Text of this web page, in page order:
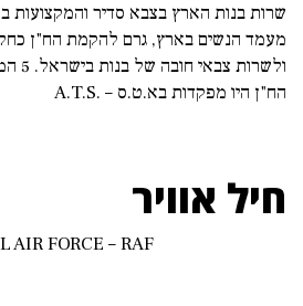
שרות בנות הארץ בצבא סדיר והמקצועות
מעמד הנשים בארץ, גרם להקמת הח"ן
הח"ן היו מפקדות בא.ט.ס – .A.T.S
חיל אוויר
ROYAL AIR FORCE – RAF